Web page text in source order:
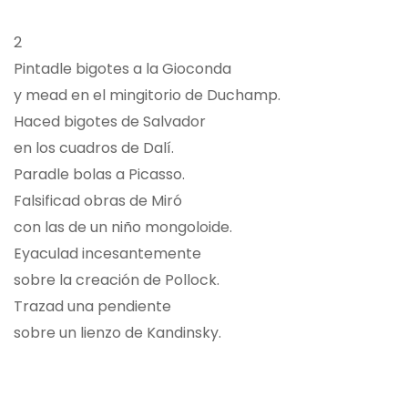
2
Pintadle bigotes a la Gioconda
y mead en el mingitorio de Duchamp.
Haced bigotes de Salvador
en los cuadros de Dalí.
Paradle bolas a Picasso.
Falsificad obras de Miró
con las de un niño mongoloide.
Eyaculad incesantemente
sobre la creación de Pollock.
Trazad una pendiente
sobre un lienzo de Kandinsky.